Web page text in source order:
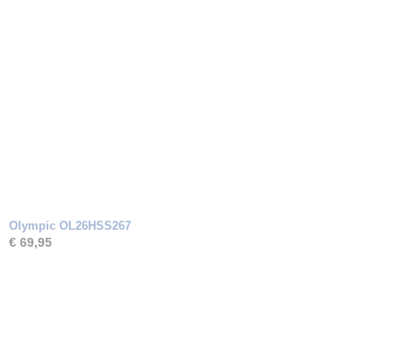
Olympic OL26HSS267
€ 69,95